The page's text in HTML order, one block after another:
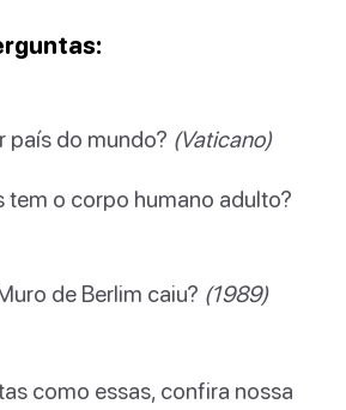
país do mundo? (Vaticano)
tem o corpo humano adulto?
de Berlim caiu? (1989)
como essas, confira nossa